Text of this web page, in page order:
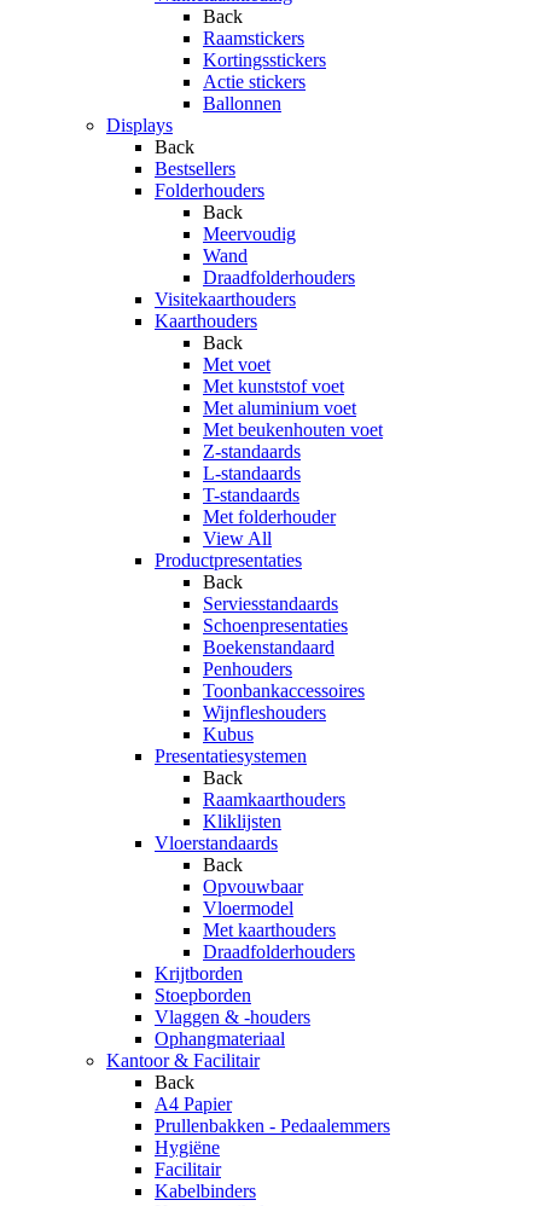
Back
Raamstickers
Kortingsstickers
Actie stickers
Ballonnen
Displays
Back
Bestsellers
Folderhouders
Back
Meervoudig
Wand
Draadfolderhouders
Visitekaarthouders
Kaarthouders
Back
Met voet
Met kunststof voet
Met aluminium voet
Met beukenhouten voet
Z-standaards
L-standaards
T-standaards
Met folderhouder
View All
Productpresentaties
Back
Serviesstandaards
Schoenpresentaties
Boekenstandaard
Penhouders
Toonbankaccessoires
Wijnfleshouders
Kubus
Presentatiesystemen
Back
Raamkaarthouders
Kliklijsten
Vloerstandaards
Back
Opvouwbaar
Vloermodel
Met kaarthouders
Draadfolderhouders
Krijtborden
Stoepborden
Vlaggen & -houders
Ophangmateriaal
Kantoor & Facilitair
Back
A4 Papier
Prullenbakken - Pedaalemmers
Hygiëne
Facilitair
Kabelbinders